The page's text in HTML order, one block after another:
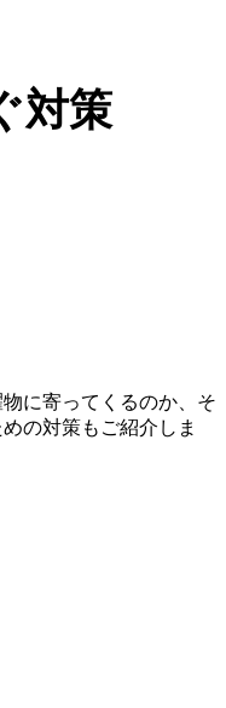
対策
に寄ってくるのか、そ
の対策もご紹介しま